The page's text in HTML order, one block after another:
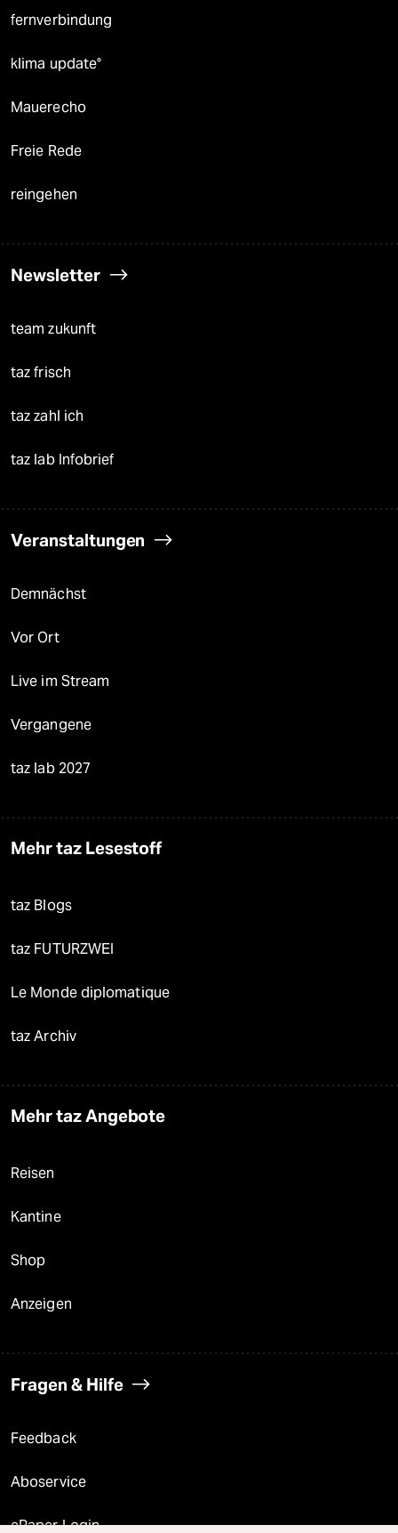
fernverbindung
klima update°
Mauerecho
Freie Rede
reingehen
Newsletter
team zukunft
taz frisch
taz zahl ich
taz lab Infobrief
Veranstaltungen
Demnächst
Vor Ort
Live im Stream
Vergangene
taz lab 2027
Mehr taz Lesestoff
taz Blogs
taz FUTURZWEI
Le Monde diplomatique
taz Archiv
Mehr taz Angebote
Reisen
Kantine
Shop
Anzeigen
Fragen & Hilfe
Feedback
Aboservice
ePaper Login